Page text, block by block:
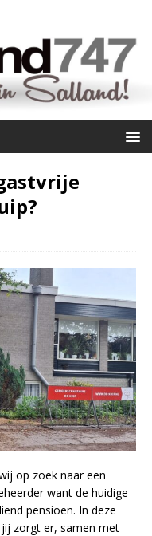
op zoek naar een
want de huidige
pensioen. In deze
zorgt er, samen met